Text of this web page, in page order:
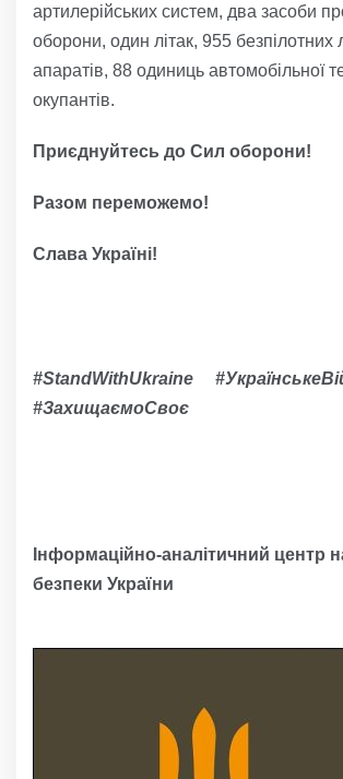
артилерійських систем, два засоби
оборони, один літак, 955 безпілотних
апаратів, 88 одиниць автомобільної
окупантів.
Приєднуйтесь до Сил оборони!
Разом переможемо!
Слава Україні!
#StandWithUkraine
#ЗахищаємоСвоє
Інформаційно-аналітичний центр
безпеки України